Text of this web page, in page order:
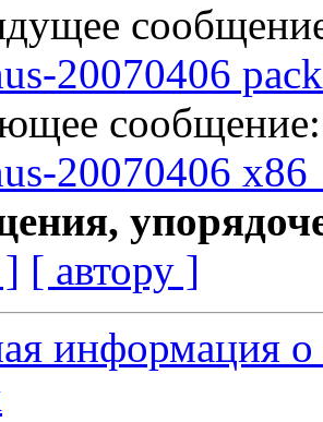
20070406
20070406
[ автору ]
информация о